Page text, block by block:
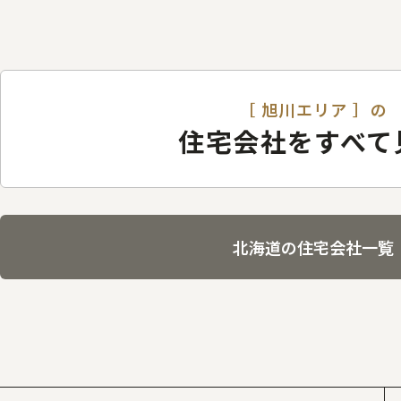
［ 旭川エリア ］の
住宅会社をすべ
北海道の住宅会社一覧